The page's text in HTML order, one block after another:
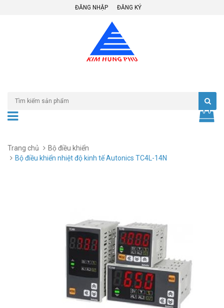
ĐĂNG NHẬP ĐĂNG KÝ
Trang chủ
Bộ điều khiển
Bộ điều khiển nhiệt độ kinh tế Autonics TC4L-14N